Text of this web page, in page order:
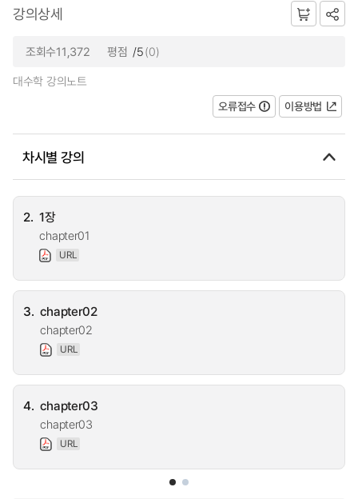
강의상세
조회수11,372 평점 /5(0)
대수학 강의노트
오류접수
이용방법
차시별 강의
2. 1장
chapter01
URL
3. chapter02
chapter02
URL
4. chapter03
chapter03
URL